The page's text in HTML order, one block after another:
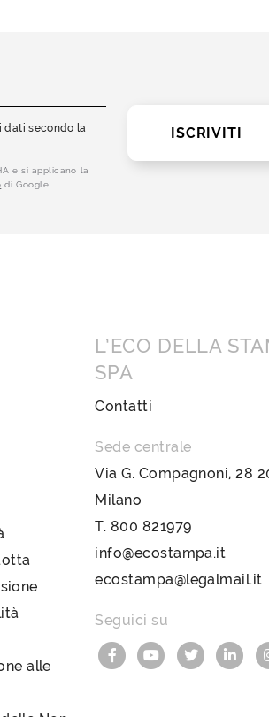
dati secondo la
e si applicano la
di Google.
ISCRIVITI
alle
L’ECO DELLA
SPA
Contatti
Sede centrale
Via G. Compagnoni, 28
Milano
T. 800 821979
info@ecostampa.it
ecostampa@legalmail.it
Seguici su